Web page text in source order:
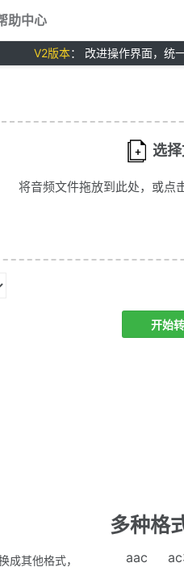
助中心
V2版本： 改进操作界面，统
选
将音频文件拖放到此处，或点
开始
成其他格式，
多种格
aac